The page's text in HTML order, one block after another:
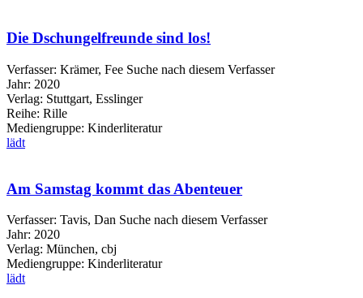
Die Dschungelfreunde sind los!
Verfasser: Krämer, Fee Suche nach diesem Verfasser
Jahr: 2020
Verlag: Stuttgart, Esslinger
Reihe: Rille
Mediengruppe: Kinderliteratur
lädt
Am Samstag kommt das Abenteuer
Verfasser: Tavis, Dan Suche nach diesem Verfasser
Jahr: 2020
Verlag: München, cbj
Mediengruppe: Kinderliteratur
lädt